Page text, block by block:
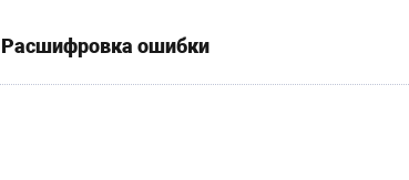
Расшифровка ошибки